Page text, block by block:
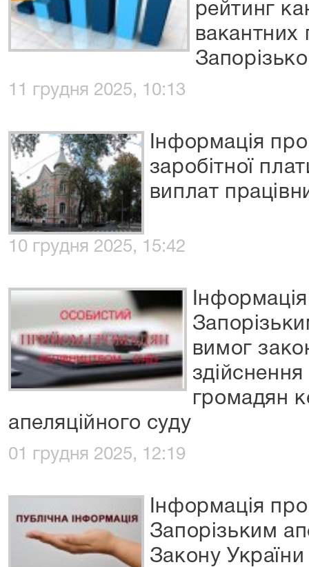
рейтинг
вакантних
11 грудня 2025, 10:13
Інформація
заробітної
виплат
10 грудня 2025, 15:42
вимог
громадян
апеляційного суду
01 грудня 2025, 12:19
Інформація
Запорізьким
Закону